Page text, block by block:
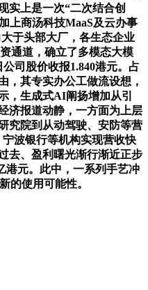
实上是一次“二次结合创
上商汤科技MaaS及云办事
于头部大厂，各生态企业
通道，确立了多模态大模
司股价收报1.840港元。占
，其专实办公工做流设想，
，生成式AI阐扬增加从引
济报道动静，一方面为上层
究院到从动驾驶、安防等营
波银行等机构实现营收快
去、盈利曙光渐行渐近正步
港元。此中，一系列手艺冲
的使用可能性。